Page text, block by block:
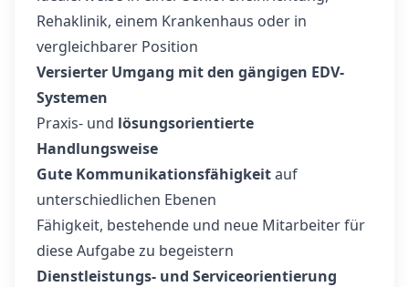
Rehaklinik, einem Krankenhaus oder in
vergleichbarer Position
Versierter Umgang mit den gängigen EDV-
Systemen
Praxis- und lösungsorientierte
Handlungsweise
Gute Kommunikationsfähigkeitauf
unterschiedlichen Ebenen
Fähigkeit, bestehende und neue Mitarbeiter für
diese Aufgabe zu begeistern
Dienstleistungs- und Serviceorientierung